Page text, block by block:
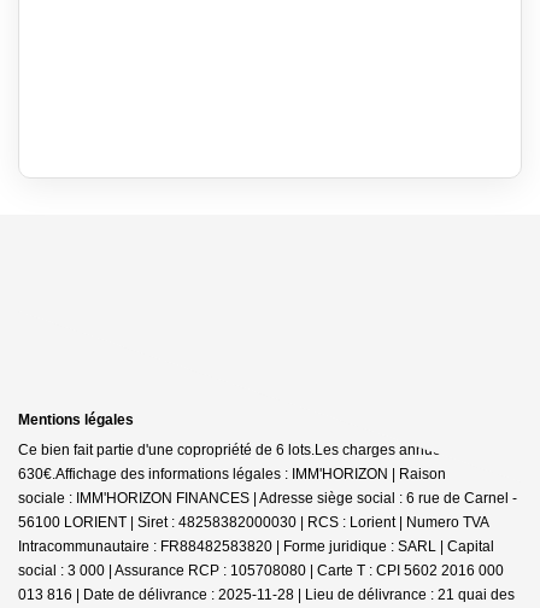
Mentions légales
Ce bien fait partie d'une copropriété de 6 lots.Les charges annuelles sont de
630€.Affichage des informations légales : IMM'HORIZON | Raison
sociale : IMM'HORIZON FINANCES | Adresse siège social : 6 rue de Carnel -
56100 LORIENT | Siret : 48258382000030 | RCS : Lorient | Numero TVA
Intracommunautaire : FR88482583820 | Forme juridique : SARL | Capital
social : 3 000 | Assurance RCP : 105708080 | Carte T : CPI 5602 2016 000
013 816 | Date de délivrance : 2025-11-28 | Lieu de délivrance : 21 quai des